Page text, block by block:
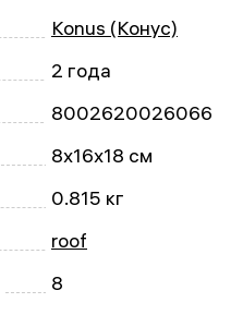
Konus (Конус)
2 года
8002620026066
8x16x18 см
0.815 кг
roof
8